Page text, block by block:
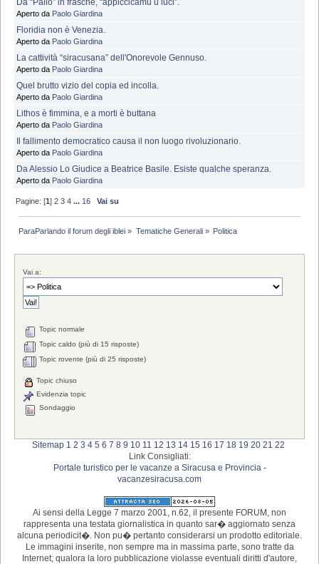
Aperto da Paolo Giardina
Floridia non è Venezia.
Aperto da Paolo Giardina
La cattività “siracusana” dell'Onorevole Gennuso.
Aperto da Paolo Giardina
Quel brutto vizio del copia ed incolla.
Aperto da Paolo Giardina
Lithos è fimmina, e a morti è buttana
Aperto da Paolo Giardina
Il fallimento democratico causa il non luogo rivoluzionario.
Aperto da Paolo Giardina
Da Alessio Lo Giudice a Beatrice Basile. Esiste qualche speranza.
Aperto da Paolo Giardina
Pagine: [1]2 3 4 ... 16 Vai su
ParaParlando il forum degli iblei » Tematiche Generali» Politica
Vai a:
Topic normale
Topic caldo (più di 15 risposte)
Topic rovente (più di 25 risposte)
Topic chiuso
Evidenzia topic
Sondaggio
Sitemap 1 2 3 4 5 6 7 8 9 10 11 12 13 14 15 16 17 18 19 20 21 22
Link Consigliati:
Portale turistico per le vacanze a Siracusa e Provincia -
vacanzesiracusa.com
Ai sensi della Legge 7 marzo 2001, n.62, il presente FORUM, non
rappresenta una testata giornalistica in quanto sar� aggiornato senza
alcuna periodicit�. Non pu� pertanto considerarsi un prodotto editoriale.
Le immagini inserite, non sempre ma in massima parte, sono tratte da
Internet; qualora la loro pubblicazione violasse eventuali diritti d'autore,